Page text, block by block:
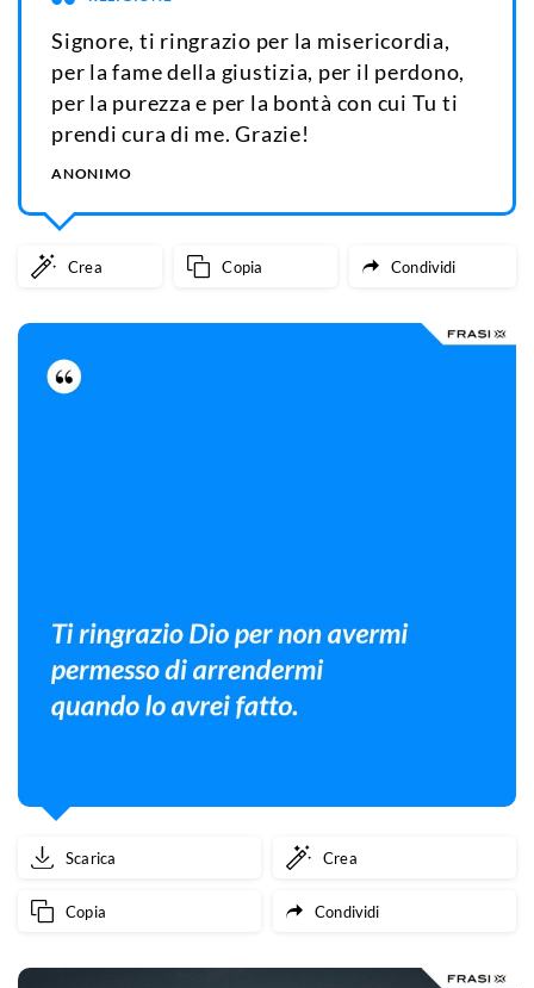
Signore, ti ringrazio per la misericordia,
per la fame della giustizia, per il perdono,
per la purezza e per la bontà con cui Tu ti
prendi cura di me. Grazie!
ANONIMO
Crea Copia Condividi
Scarica Crea
Copia Condividi